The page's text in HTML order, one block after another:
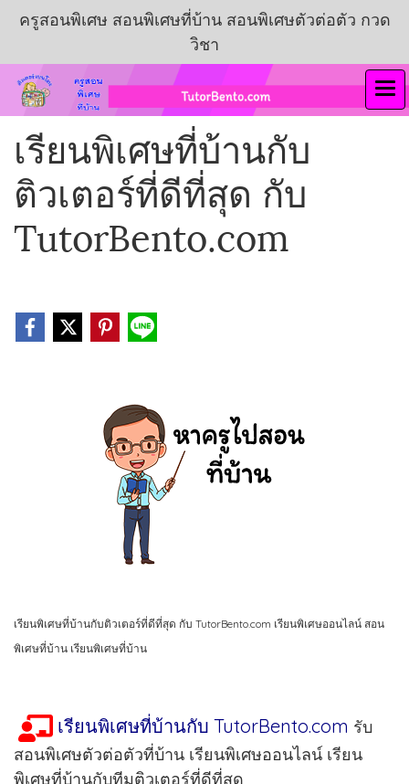
ครูสอนพิเศษ สอนพิเศษที่บ้าน สอนพิเศษตัวต่อตัว กวด
วิชา
เรียนพิเศษที่บ้านกับ
ติวเตอร์ที่ดีที่สุด กับ
TutorBento.com
เรียนพิเศษที่บ้านกับติวเตอร์ที่ดีที่สุด กับ TutorBento.com เรียนพิเศษออนไลน์ สอน
พิเศษที่บ้าน เรียนพิเศษที่บ้าน
เรียนพิเศษที่บ้านกับ TutorBento.com รับ
สอนพิเศษตัวต่อตัวที่บ้าน เรียนพิเศษออนไลน์ เรียน
พิเศษที่บ้านกับทีมติวเตอร์ที่ดีที่สุด